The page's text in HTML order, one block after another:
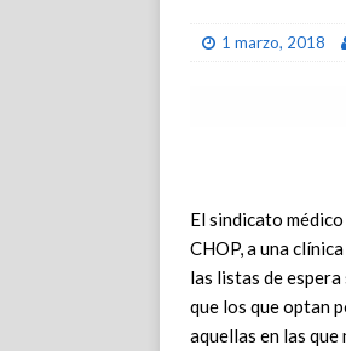
1 marzo, 2018
El sindicato
CHOP, a una
las listas de
que los que optan
aquellas en las